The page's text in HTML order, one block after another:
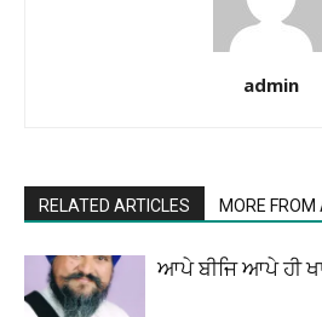
admin
RELATED ARTICLES MORE FROM
ਆਪੇ ਬੀਜਿ ਆਪੇ ਹੀ